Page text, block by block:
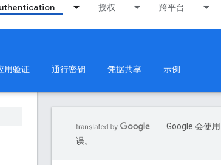
授权 跨平台
用验证 通行密钥 凭据共享 示例
Google 会使
误。